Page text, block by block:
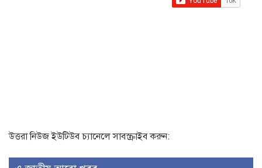
উত্তরা নিউজ ইউটিউব চ্যানেলে সাবস্ক্রাইব করুন: